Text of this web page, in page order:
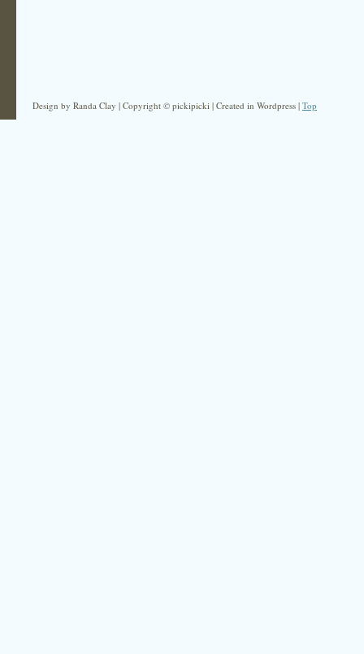
Design by Randa Clay | Copyright © pickipicki | Created in Wordpress | Top